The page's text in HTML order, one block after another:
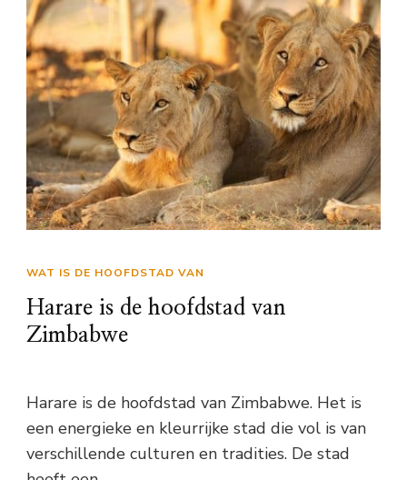
WAT IS DE HOOFDSTAD VAN
Harare is de hoofdstad van
Zimbabwe
Harare is de hoofdstad van Zimbabwe. Het is
een energieke en kleurrijke stad die vol is van
verschillende culturen en tradities. De stad